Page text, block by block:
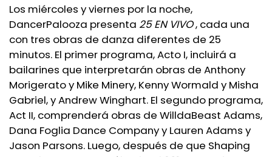
Los miércoles y viernes por la noche,
DancerPalooza presenta 25 EN VIVO, cada una
con tres obras de danza diferentes de 25
minutos. El primer programa, Acto I, incluirá a
bailarines que interpretarán obras de Anthony
Morigerato y Mike Minery, Kenny Wormald y Misha
Gabriel, y Andrew Winghart. El segundo programa,
Act II, comprenderá obras de WilldaBeast Adams,
Dana Foglia Dance Company y Lauren Adams y
Jason Parsons. Luego, después de que Shaping